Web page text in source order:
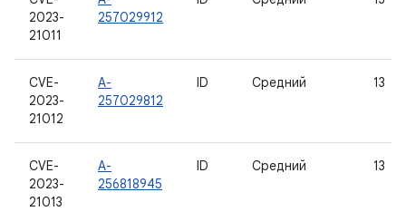
2023-
21011
257029912
CVE-
2023-
21012
A-
257029812
ID Средний 13
CVE-
2023-
21013
A-
256818945
ID Средний 13